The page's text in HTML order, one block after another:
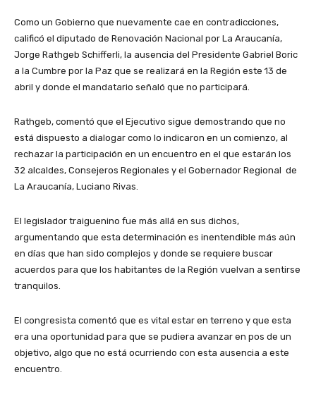
Como un Gobierno que nuevamente cae en contradicciones,
calificó el diputado de Renovación Nacional por La Araucanía,
Jorge Rathgeb Schifferli, la ausencia del Presidente Gabriel Boric
a la Cumbre por la Paz que se realizará en la Región este 13 de
abril y donde el mandatario señaló que no participará.
Rathgeb, comentó que el Ejecutivo sigue demostrando que no
está dispuesto a dialogar como lo indicaron en un comienzo, al
rechazar la participación en un encuentro en el que estarán los
32 alcaldes, Consejeros Regionales y el Gobernador Regional de
La Araucanía, Luciano Rivas.
El legislador traiguenino fue más allá en sus dichos,
argumentando que esta determinación es inentendible más aún
en días que han sido complejos y donde se requiere buscar
acuerdos para que los habitantes de la Región vuelvan a sentirse
tranquilos.
El congresista comentó que es vital estar en terreno y que esta
era una oportunidad para que se pudiera avanzar en pos de un
objetivo, algo que no está ocurriendo con esta ausencia a este
encuentro.